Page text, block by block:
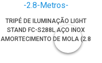
TRIPÉ DE ILUMINAÇÃO LIGHT
STAND FC-S288L AÇO INOX
AMORTECIMENTO DE MOLA (2.8
METROS)